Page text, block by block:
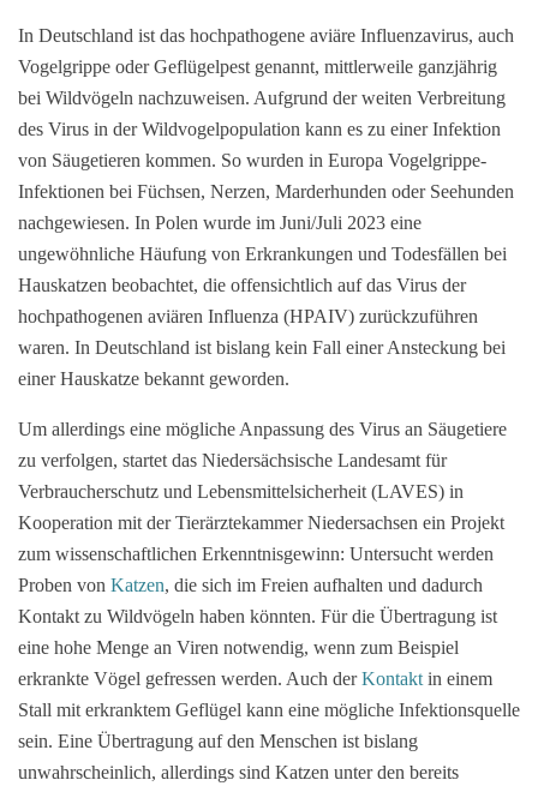
In Deutschland ist das hochpathogene aviäre Influenzavirus, auch
Vogelgrippe oder Geflügelpest genannt, mittlerweile ganzjährig
bei Wildvögeln nachzuweisen. Aufgrund der weiten Verbreitung
des Virus in der Wildvogelpopulation kann es zu einer Infektion
von Säugetieren kommen. So wurden in Europa Vogelgrippe-
Infektionen bei Füchsen, Nerzen, Marderhunden oder Seehunden
nachgewiesen. In Polen wurde im Juni/Juli 2023 eine
ungewöhnliche Häufung von Erkrankungen und Todesfällen bei
Hauskatzen beobachtet, die offensichtlich auf das Virus der
hochpathogenen aviären Influenza (HPAIV) zurückzuführen
waren. In Deutschland ist bislang kein Fall einer Ansteckung bei
einer Hauskatze bekannt geworden.
Um allerdings eine mögliche Anpassung des Virus an Säugetiere
zu verfolgen, startet das Niedersächsische Landesamt für
Verbraucherschutz und Lebensmittelsicherheit (LAVES) in
Kooperation mit der Tierärztekammer Niedersachsen ein Projekt
zum wissenschaftlichen Erkenntnisgewinn: Untersucht werden
Proben von Katzen, die sich im Freien aufhalten und dadurch
Kontakt zu Wildvögeln haben könnten. Für die Übertragung ist
eine hohe Menge an Viren notwendig, wenn zum Beispiel
erkrankte Vögel gefressen werden. Auch derKontakt in einem
Stall mit erkranktem Geflügel kann eine mögliche Infektionsquelle
sein. Eine Übertragung auf den Menschen ist bislang
unwahrscheinlich, allerdings sind Katzen unter den bereits